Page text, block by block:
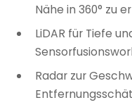
Nähe in 360° zu
LiDAR für Tiefe
Radar zur